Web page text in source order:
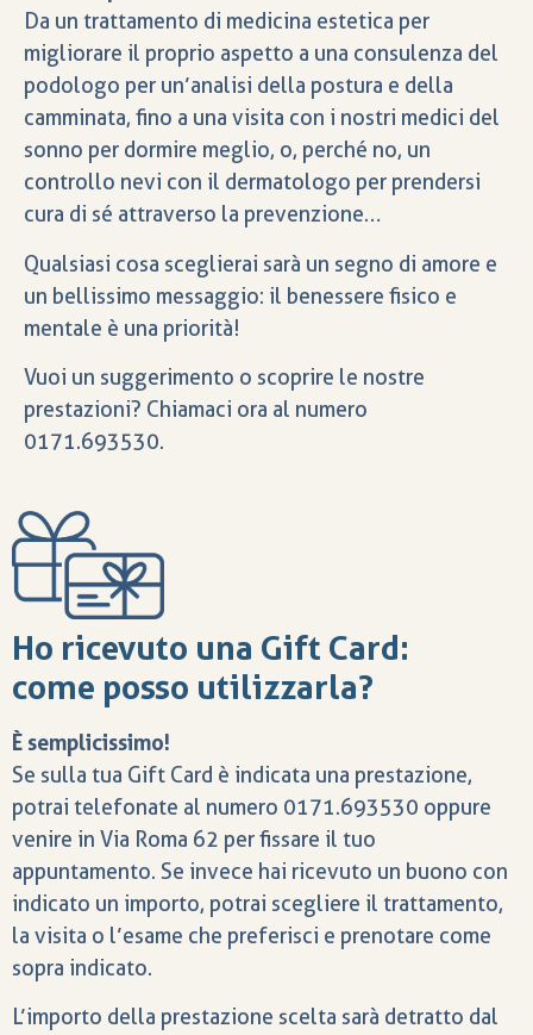
Da un trattamento di medicina estetica per
migliorare il proprio aspetto a una consulenza del
podologo per un’analisi della postura e della
camminata, fino a una visita con i nostri medici del
sonno per dormire meglio, o, perché no, un
controllo nevi con il dermatologo per prendersi
cura di sé attraverso la prevenzione…
Qualsiasi cosa sceglierai sarà un segno di amore e
un bellissimo messaggio: il benessere fisico e
mentale è una priorità!
Vuoi un suggerimento o scoprire le nostre
prestazioni? Chiamaci ora al numero
0171.693530.
Ho ricevuto una Gift Card:
come posso utilizzarla?
È semplicissimo!
Se sulla tua Gift Card è indicata una prestazione,
potrai telefonate al numero 0171.693530 oppure
venire in Via Roma 62 per fissare il tuo
appuntamento. Se invece hai ricevuto un buono con
indicato un importo, potrai scegliere il trattamento,
la visita o l’esame che preferisci e prenotare come
sopra indicato.
L’importo della prestazione scelta sarà detratto dal